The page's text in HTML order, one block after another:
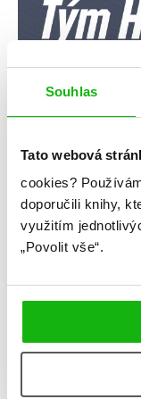
Souhlas
Tato webová
cookies?
doporučili knihy,
využitím
„Povolit vše“.